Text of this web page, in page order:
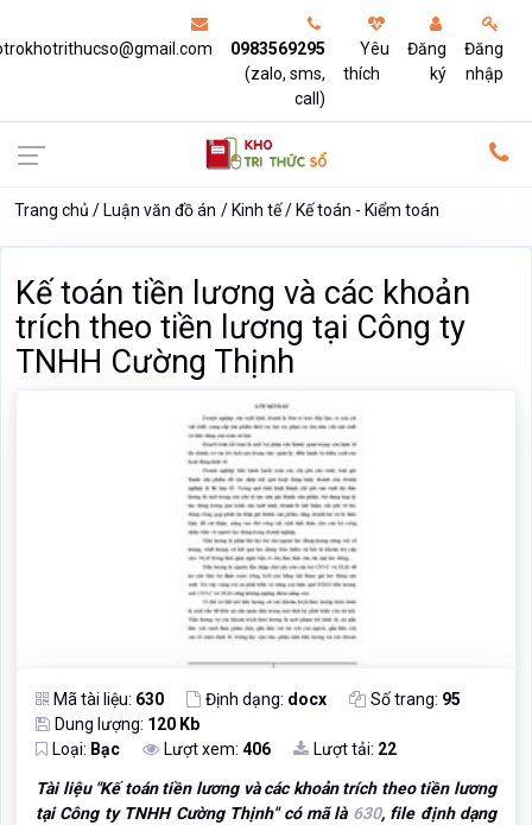
0983569295
(zalo, sms,
call)
Yêu
thích
Đăng
ký
Đăng
nhập
Trang chủ Luận văn đồ án Kinh tế Kế toán - Kiểm toán
Kế toán tiền lương và các khoản
trích theo tiền lương tại Công ty
TNHH Cường Thịnh
Mã tài liệu: 630 Định dạng: docx Số trang: 95
Dung lượng: 120 Kb
Loại: Bạc Lượt xem: 406 Lượt tải: 22
Tài liệu "Kế toán tiền lương và các khoản trích theo tiền lương
tại Công ty TNHH Cường Thịnh" có mã là 630, file định dạng